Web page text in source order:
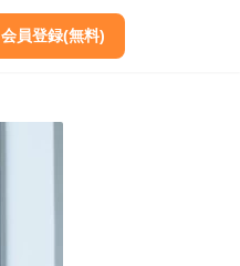
会員登録(無料)